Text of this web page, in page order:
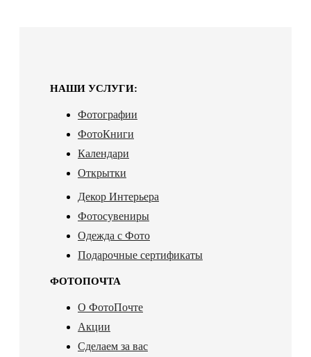
НАШИ УСЛУГИ:
Фотографии
ФотоКниги
Календари
Открытки
Декор Интерьера
Фотосувениры
Одежда с Фото
Подарочные сертификаты
ФОТОПОЧТА
О ФотоПочте
Акции
Сделаем за вас